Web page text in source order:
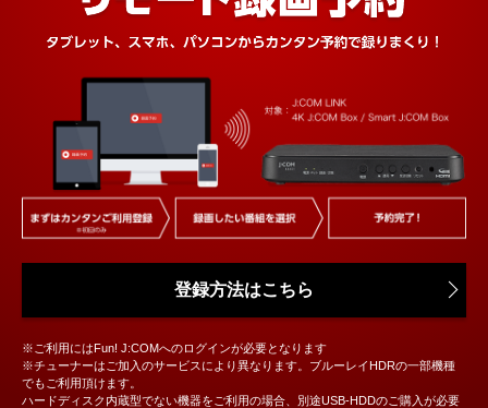
登録方法はこちら
※ご利用にはFun! J:COMへのログインが必要となります
※チューナーはご加入のサービスにより異なります。ブルーレイHDRの一部機種
でもご利用頂けます。
ハードディスク内蔵型でない機器をご利用の場合、別途USB-HDDのご購入が必要